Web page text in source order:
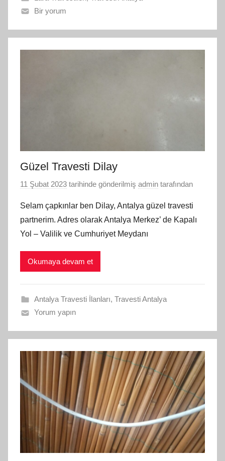
Bir yorum
Güzel Travesti Dilay
11 Şubat 2023 tarihinde gönderilmiş admin tarafından
Selam çapkınlar ben Dilay, Antalya güzel travesti
partnerim. Adres olarak Antalya Merkez’ de Kapalı
Yol – Valilik ve Cumhuriyet Meydanı
Okumaya devam et
Antalya Travesti İlanları, Travesti Antalya
Yorum yapın